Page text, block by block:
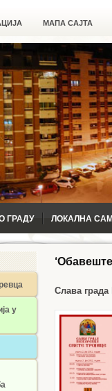
МАПА САЈТА
ГРАДУ ЛОКАЛНА
у
Слава